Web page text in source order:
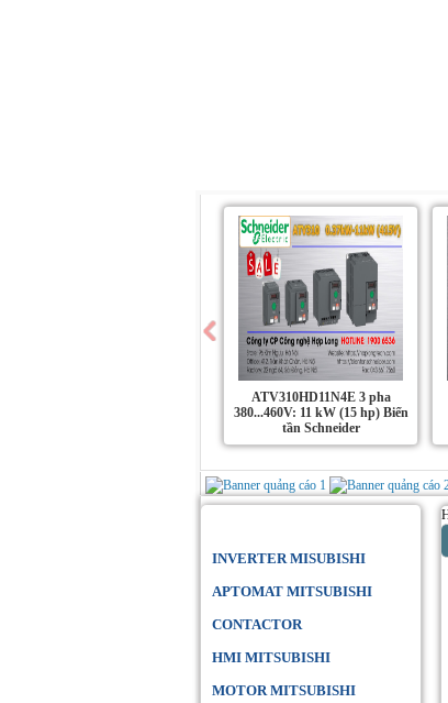
ATV310HD11N4E 3 pha
380...460V: 11 kW (15 hp) Biến
tần Schneider
INVERTER MISUBISHI
APTOMAT MITSUBISHI
CONTACTOR
HMI MITSUBISHI
MOTOR MITSUBISHI